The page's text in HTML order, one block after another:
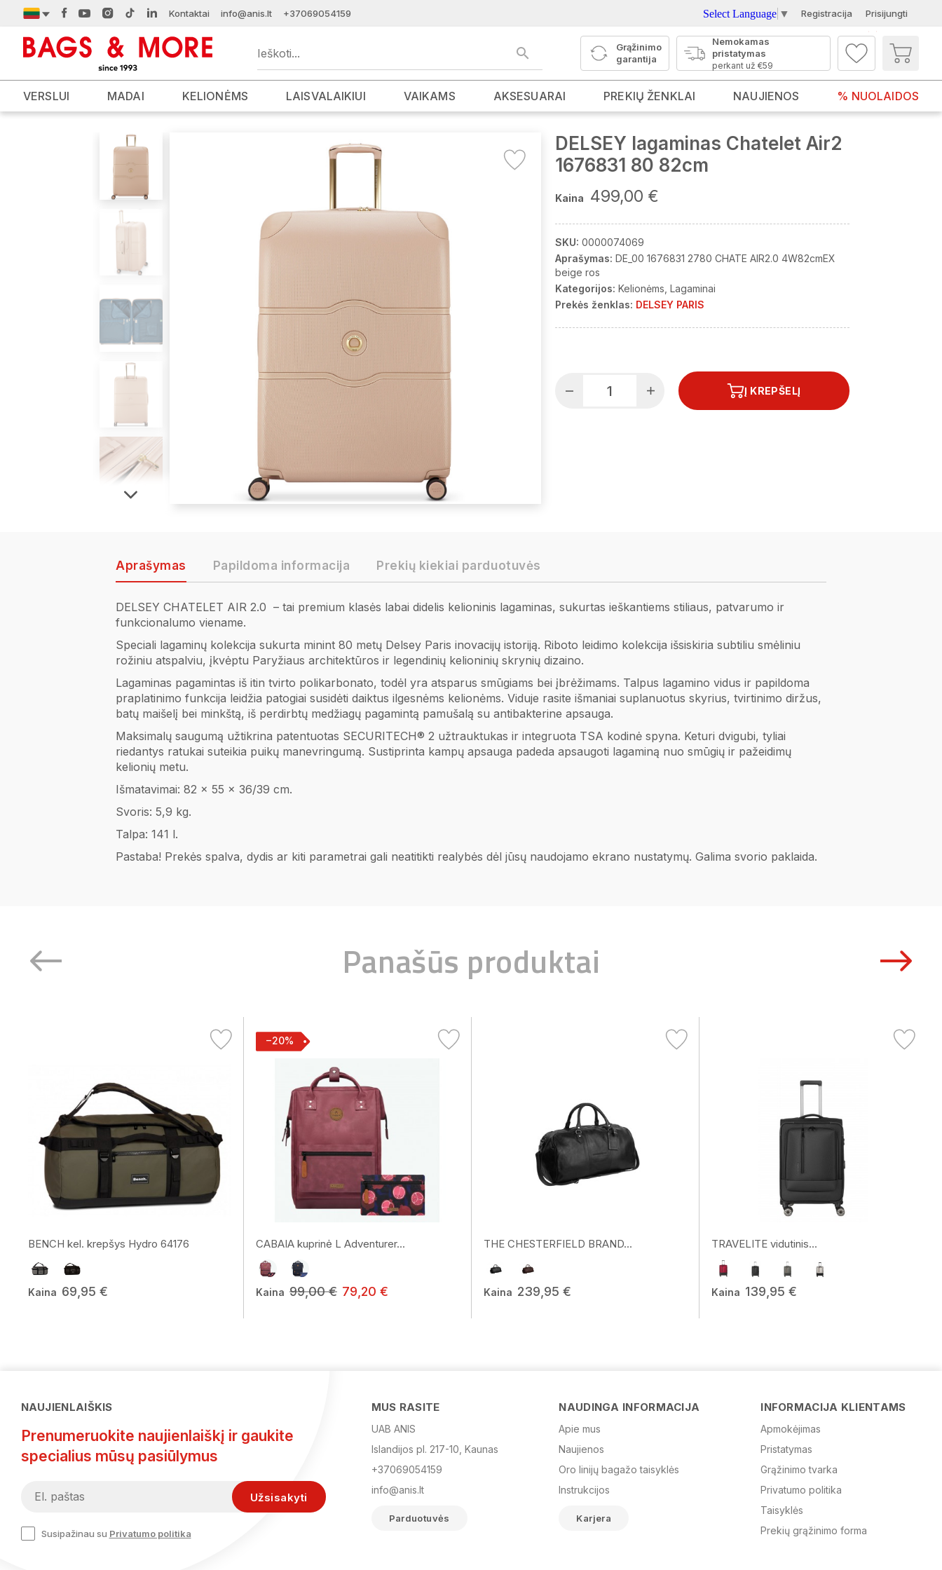
Kontaktai info@anis.lt +37069054159 Select Language ▼ Registracija Prisijungti
Grąžinimo
garantija
Nemokamas
pristatymas
perkant už €59
VERSLUI MADAI KELIONĖMS LAISVALAIKIUI VAIKAMS AKSESUARAI PREKIŲ ŽENKLAI NAUJIENOS % NUOLAIDOS
DELSEY lagaminas Chatelet Air2
1676831 80 82cm
Kaina 499,00 €
SKU: 0000074069
Aprašymas: DE_00 1676831 2780 CHATE AIR2.0 4W82cmEX
beige ros
Kategorijos: Kelionėms Lagaminai
Prekės ženklas: DELSEY PARIS
Į KREPŠELĮ
Aprašymas Papildoma informacija Prekių kiekiai parduotuvės
DELSEY CHATELET AIR 2.0 – tai premium klasės labai didelis kelioninis lagaminas, sukurtas ieškantiems stiliaus, patvarumo ir
funkcionalumo viename.
Speciali lagaminų kolekcija sukurta minint 80 metų Delsey Paris inovacijų istoriją. Riboto leidimo kolekcija išsiskiria subtiliu smėliniu
rožiniu atspalviu, įkvėptu Paryžiaus architektūros ir legendinių kelioninių skrynių dizaino.
Lagaminas pagamintas iš itin tvirto polikarbonato, todėl yra atsparus smūgiams bei įbrėžimams. Talpus lagamino vidus ir papildoma
praplatinimo funkcija leidžia patogiai susidėti daiktus ilgesnėms kelionėms. Viduje rasite išmaniai suplanuotus skyrius, tvirtinimo diržus,
batų maišelį bei minkštą, iš perdirbtų medžiagų pagamintą pamušalą su antibakterine apsauga.
Maksimalų saugumą užtikrina patentuotas SECURITECH® 2 užtrauktukas ir integruota TSA kodinė spyna. Keturi dvigubi, tyliai
riedantys ratukai suteikia puikų manevringumą. Sustiprinta kampų apsauga padeda apsaugoti lagaminą nuo smūgių ir pažeidimų
kelionių metu.
Išmatavimai: 82 x 55 x 36/39 cm.
Svoris: 5,9 kg.
Talpa: 141 l.
Pastaba! Prekės spalva, dydis ar kiti parametrai gali neatitikti realybės dėl jūsų naudojamo ekrano nustatymų. Galima svorio paklaida.
Panašūs produktai
BENCH kel. krepšys Hydro 64176
Kaina 69,95 €
−20%
CABAIA kuprinė L Adventurer...
Kaina 99,00 € 79,20 €
THE CHESTERFIELD BRAND...
Kaina 239,95 €
TRAVELITE vidutinis...
Kaina 139,95 €
NAUJIENLAIŠKIS
Prenumeruokite naujienlaiškį ir gaukite
specialius mūsų pasiūlymus
Susipažinau su Privatumo politika
MUS RASITE
UAB ANIS
Islandijos pl. 217-10, Kaunas
+37069054159
info@anis.lt
Parduotuvės
NAUDINGA INFORMACIJA
Apie mus
Naujienos
Oro linijų bagažo taisyklės
Instrukcijos
Karjera
INFORMACIJA KLIENTAMS
Apmokėjimas
Pristatymas
Grąžinimo tvarka
Privatumo politika
Taisyklės
Prekių grąžinimo forma